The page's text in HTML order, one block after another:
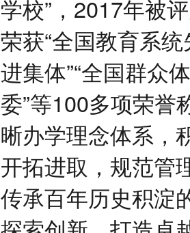
学校”，2017年被
荣获“全国教育系
进集体”“全国群众
委”等100多项荣誉
晰办学理念体系，
开拓进取，规范管
传承百年历史积淀